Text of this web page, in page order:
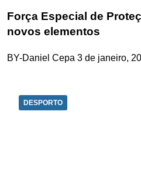
Força Especial de
novos elementos
BY-Daniel Cepa 3 de janeiro,
DESPORTO